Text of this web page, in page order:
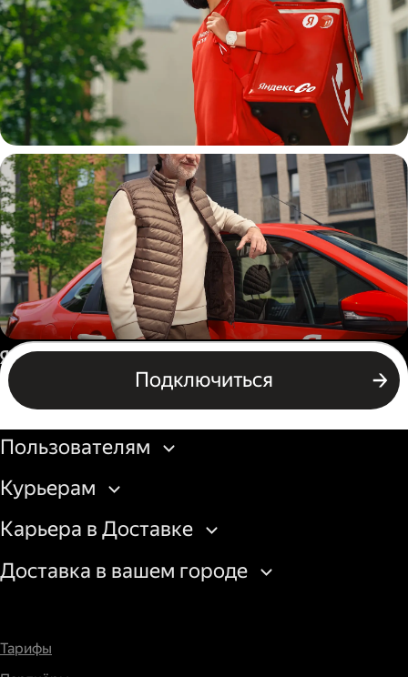
Пеший курьер
Автокурьер
Подключиться
Подключиться
Россия
Бизнесу
Пользователям
Курьерам
Карьера в Доставке
Доставка в вашем городе
Тарифы